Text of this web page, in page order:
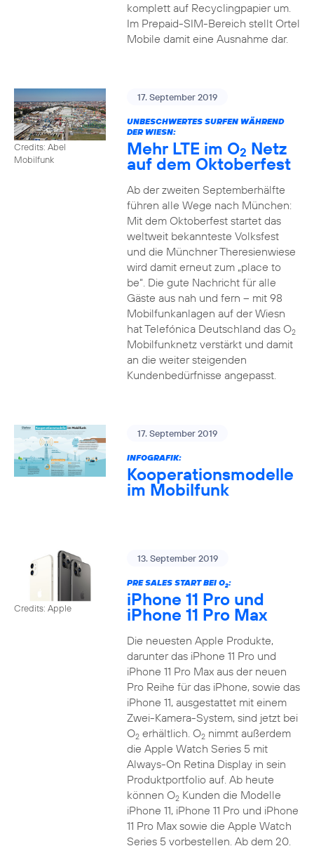
komplett auf Recyclingpapier um.
Im Prepaid-SIM-Bereich stellt Ortel
Mobile damit eine Ausnahme dar.
Credits: Abel
Mobilfunk
17. September 2019
UNBESCHWERTES SURFEN WÄHREND
DER WIESN:
Mehr LTE im O2 Netz
auf dem Oktoberfest
Ab der zweiten Septemberhälfte
führen alle Wege nach München:
Mit dem Oktoberfest startet das
weltweit bekannteste Volksfest
und die Münchner Theresienwiese
wird damit erneut zum „place to
be“. Die gute Nachricht für alle
Gäste aus nah und fern – mit 98
Mobilfunkanlagen auf der Wiesn
hat Telefónica Deutschland das O2
Mobilfunknetz verstärkt und damit
an die weiter steigenden
Kundenbedürfnisse angepasst.
17. September 2019
INFOGRAFIK:
Kooperationsmodelle
im Mobilfunk
Credits: Apple
13. September 2019
PRE SALES START BEI O2:
iPhone 11 Pro und
iPhone 11 Pro Max
Die neuesten Apple Produkte,
darunter das iPhone 11 Pro und
iPhone 11 Pro Max aus der neuen
Pro Reihe für das iPhone, sowie das
iPhone 11, ausgestattet mit einem
Zwei-Kamera-System, sind jetzt bei
O2erhältlich. O2nimmt außerdem
die Apple Watch Series 5 mit
Always-On Retina Display in sein
Produktportfolio auf. Ab heute
können O2Kunden die Modelle
iPhone 11, iPhone 11 Pro und iPhone
11 Pro Max sowie die Apple Watch
Series 5 vorbestellen. Ab dem 20.